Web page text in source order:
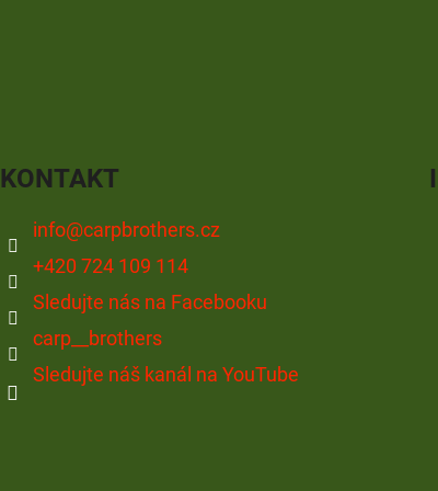
KONTAKT
info@carpbrothers.cz
+420 724 109 114
Sledujte nás na Facebooku
carp__brothers
Sledujte náš kanál na YouTube